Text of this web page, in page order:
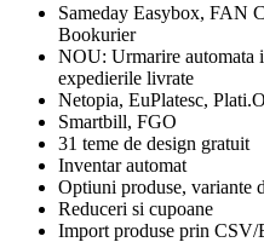
Sameday Easybox, FAN
Bookurier
NOU: Urmarire automata
expedierile livrate
Netopia, EuPlatesc,
Smartbill, FGO
31 teme de design gratuit
Inventar automat
Optiuni produse, variante
Reduceri si cupoane
Import produse prin CSV/